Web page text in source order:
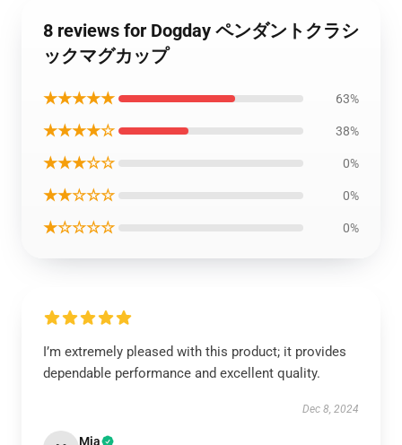
8 reviews for Dogday ペンダントクラシ
ックマグカップ
★★★★★ 63%
★★★★☆ 38%
★★★☆☆ 0%
★★☆☆☆ 0%
★☆☆☆☆ 0%
I’m extremely pleased with this product; it provides
dependable performance and excellent quality.
Dec 8, 2024
Mia